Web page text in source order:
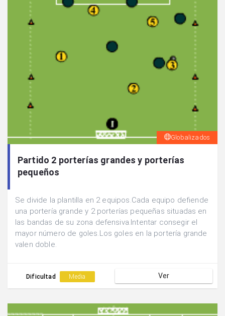
Globalizados
Partido 2 porterías grandes y porterías
pequeños
Se divide la plantilla en 2 equipos.Cada equipo defiende
una portería grande y 2 porterías pequeñas situadas en
las bandas de su zona defensiva.Intentar consegir el
mayor número de goles.Los goles en la portería grande
valen doble.
Dificultad Media Ver